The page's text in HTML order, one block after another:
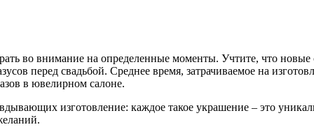
во внимание на определенные моменты. Учтите, что
перед свадьбой. Среднее время, затрачиваемое на
в ювелирном салоне.
изготовление: каждое такое украшение – это